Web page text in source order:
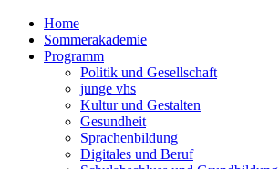
Home
Sommerakademie
Programm
Politik und Gesellschaft
junge vhs
Kultur und Gestalten
Gesundheit
Sprachenbildung
Digitales und Beruf